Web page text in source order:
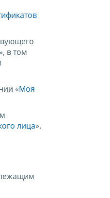
», в том
«Моя
лица».